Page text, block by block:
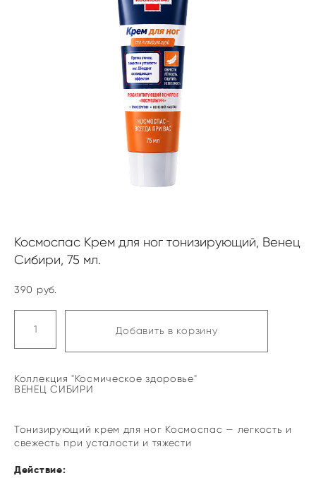
Космоспас Крем для ног тонизирующий, Венец
Сибири, 75 мл.
390 pуб.
Добавить в корзину
Коллекция "Космическое здоровье"
ВЕНЕЦ СИБИРИ
Тонизирующий крем для ног Космоспас — легкость и
свежесть при усталости и тяжести
Действие: